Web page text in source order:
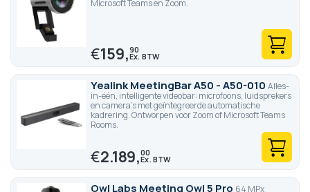
Microsoft Teams en Zoom.
€159,90
Yealink MeetingBar A50 - A50-010 Alles-
in-één, intelligente videobar: microfoons, luidsprekers
en camera's met geïntegreerde automatische
kadrering. Ontworpen voor Zoom of Microsoft Teams
Rooms.
€2.189,00
Owl Labs Meeting Owl 5 Pro 64 MPx